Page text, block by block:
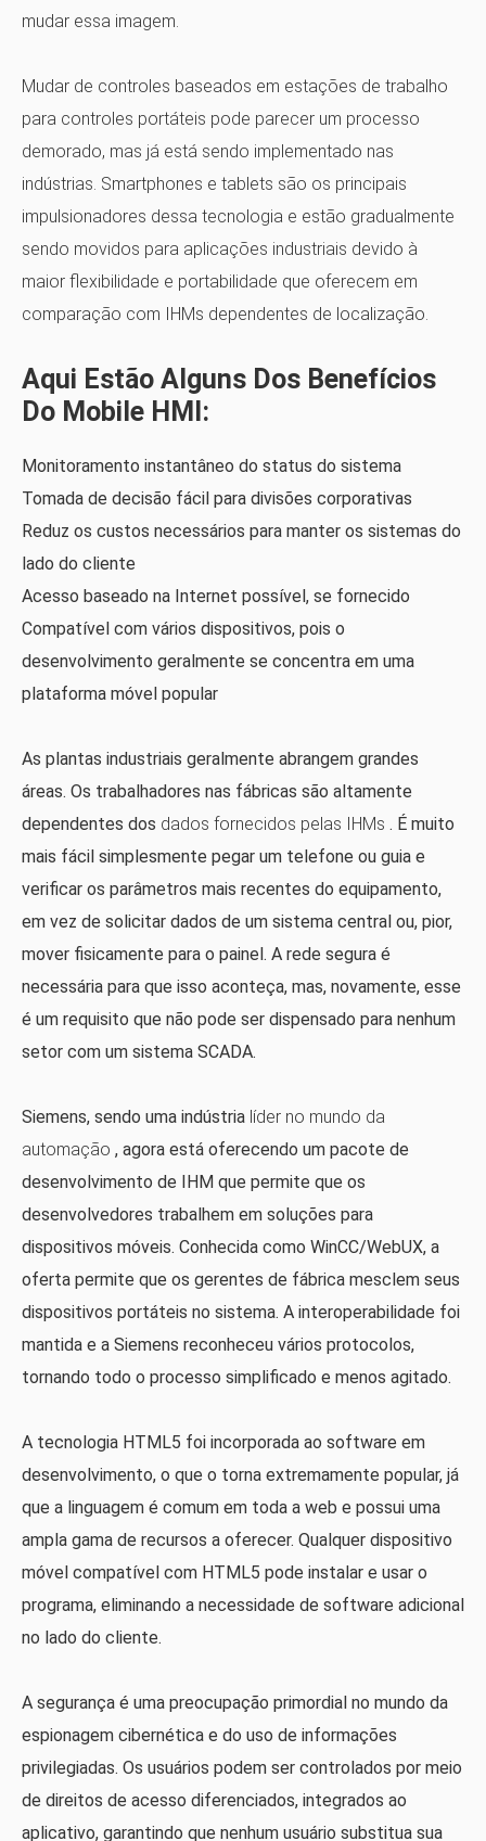
mudar essa imagem.
Mudar de controles baseados em estações de trabalho
para controles portáteis pode parecer um processo
demorado, mas já está sendo implementado nas
indústrias. Smartphones e tablets são os principais
impulsionadores dessa tecnologia e estão gradualmente
sendo movidos para aplicações industriais devido à
maior flexibilidade e portabilidade que oferecem em
comparação com IHMs dependentes de localização.
Aqui Estão Alguns Dos Benefícios
Do Mobile HMI:
Monitoramento instantâneo do status do sistema
Tomada de decisão fácil para divisões corporativas
Reduz os custos necessários para manter os sistemas do
lado do cliente
Acesso baseado na Internet possível, se fornecido
Compatível com vários dispositivos, pois o
desenvolvimento geralmente se concentra em uma
plataforma móvel popular
As plantas industriais geralmente abrangem grandes
áreas. Os trabalhadores nas fábricas são altamente
dependentes dos dados fornecidos pelas IHMs . É muito
mais fácil simplesmente pegar um telefone ou guia e
verificar os parâmetros mais recentes do equipamento,
em vez de solicitar dados de um sistema central ou, pior,
mover fisicamente para o painel. A rede segura é
necessária para que isso aconteça, mas, novamente, esse
é um requisito que não pode ser dispensado para nenhum
setor com um sistema SCADA.
Siemens, sendo uma indústria líder no mundo da
automação , agora está oferecendo um pacote de
desenvolvimento de IHM que permite que os
desenvolvedores trabalhem em soluções para
dispositivos móveis. Conhecida como WinCC/WebUX, a
oferta permite que os gerentes de fábrica mesclem seus
dispositivos portáteis no sistema. A interoperabilidade foi
mantida e a Siemens reconheceu vários protocolos,
tornando todo o processo simplificado e menos agitado.
A tecnologia HTML5 foi incorporada ao software em
desenvolvimento, o que o torna extremamente popular, já
que a linguagem é comum em toda a web e possui uma
ampla gama de recursos a oferecer. Qualquer dispositivo
móvel compatível com HTML5 pode instalar e usar o
programa, eliminando a necessidade de software adicional
no lado do cliente.
A segurança é uma preocupação primordial no mundo da
espionagem cibernética e do uso de informações
privilegiadas. Os usuários podem ser controlados por meio
de direitos de acesso diferenciados, integrados ao
aplicativo, garantindo que nenhum usuário substitua sua